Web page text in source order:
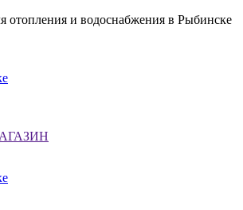
отопления и водоснабжения в Рыбинске